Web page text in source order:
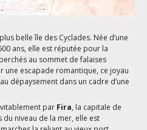
belle île des Cyclades. Née d’une
ans, elle est réputée pour la
au sommet de falaises
une escapade romantique, ce joyau
dépaysement dans un cadre d’une
par Fira, la capitale de
du niveau de la mer, elle est